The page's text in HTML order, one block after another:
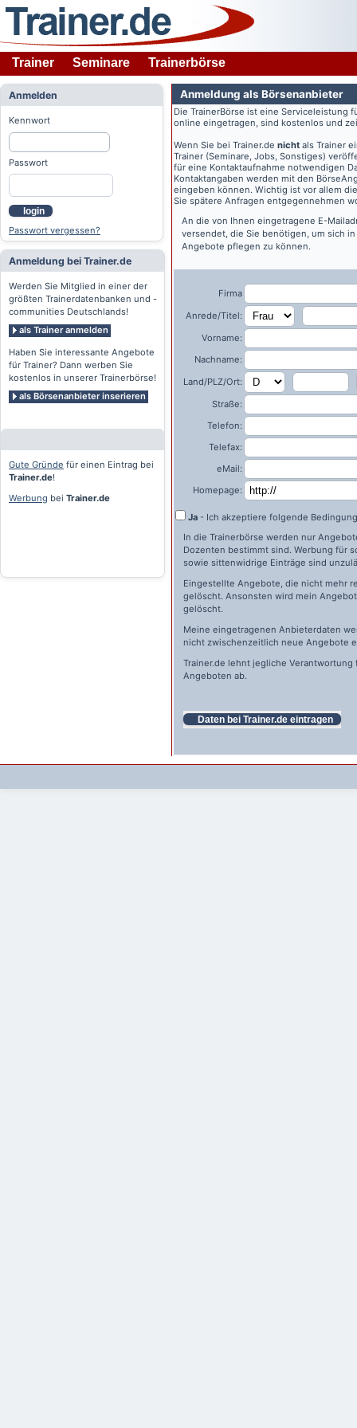
Trainer Seminare Trainerbörse
Anmelden
Kennwort
Passwort
login
Passwort vergessen?
Anmeldung bei Trainer.de
Werden Sie Mitglied in einer der
größten Trainerdatenbanken und -
communities Deutschlands!
als Trainer anmelden
Haben Sie interessante Angebote
für Trainer? Dann werben Sie
kostenlos in unserer Trainerbörse!
als Börsenanbieter inserieren
Gute Gründe für einen Eintrag bei
Trainer.de!
Werbung bei Trainer.de
Anmeldung als Börsenanbieter
Die TrainerBörse ist eine Serviceleistung
online eingetragen, sind kostenlos und
Wenn Sie bei Trainer.de nicht als Trainer
Trainer (Seminare, Jobs, Sonstiges)
für eine Kontaktaufnahme notwendigen
Kontaktangaben werden mit den
eingeben können. Wichtig ist vor allem
Sie spätere Anfragen entgegennehmen
An die von Ihnen eingetragene E-
versendet, die Sie benötigen, um sich
Angebote pflegen zu können.
Firma
Anrede/Titel:
Vorname:
Nachname:
Land/PLZ/Ort:
Straße:
Telefon:
Telefax:
eMail:
Homepage:
Ja - Ich akzeptiere folgende
In die Trainerbörse werden nur
Dozenten bestimmt sind. Werbung für
sowie sittenwidrige Einträge sind
Eingestellte Angebote, die nicht mehr
gelöscht. Ansonsten wird mein
gelöscht.
Meine eingetragenen Anbieterdaten
nicht zwischenzeitlich neue Angebote
Trainer.de lehnt jegliche
Angeboten ab.
Daten bei Trainer.de eintragen